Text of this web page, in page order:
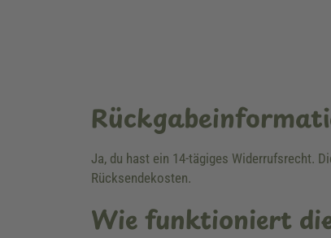
Ja, du hast ein 14-tägiges Widerrufsrecht.
Rücksendekosten.
Wie funktioniert